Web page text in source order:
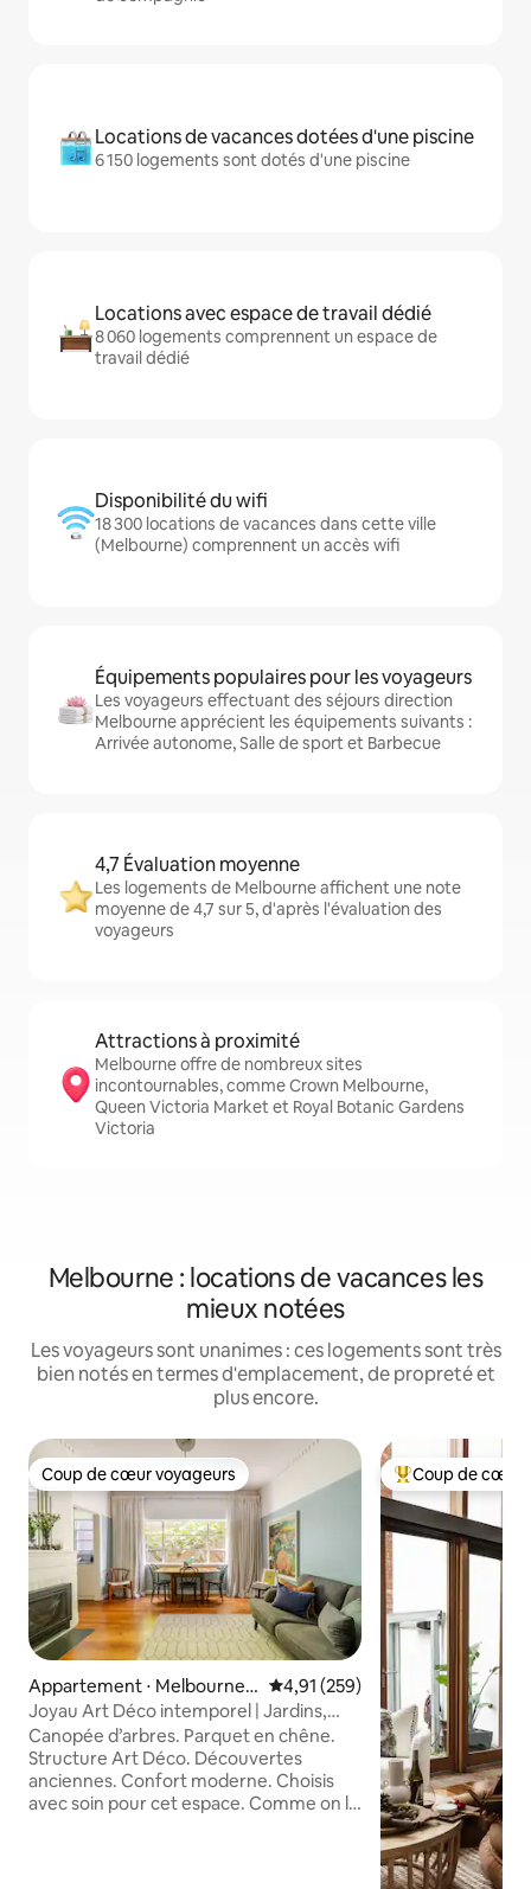
Locations de vacances dotées d'une piscine
6 150 logements sont dotés d'une piscine
Locations avec espace de travail dédié
8 060 logements comprennent un espace de
travail dédié
Disponibilité du wifi
18 300 locations de vacances dans cette ville
(Melbourne) comprennent un accès wifi
Équipements populaires pour les voyageurs
Les voyageurs effectuant des séjours direction
Melbourne apprécient les équipements suivants :
Arrivée autonome, Salle de sport et Barbecue
4,7 Évaluation moyenne
Les logements de Melbourne affichent une note
moyenne de 4,7 sur 5, d'après l'évaluation des
voyageurs
Attractions à proximité
Melbourne offre de nombreux sites
incontournables, comme Crown Melbourne,
Queen Victoria Market et Royal Botanic Gardens
Victoria
Melbourne : locations de vacances les
mieux notées
Les voyageurs sont unanimes : ces logements sont très
bien notés en termes d'emplacement, de propreté et
plus encore.
Coup de cœur voyageurs
Coup de cœur voyageurs
Appartement ⋅ Melbourne-
Est
Évaluation moyenne sur la
4,91 (259)
Joyau Art Déco intemporel | Jardins,
MCG et balade en ville
Canopée d’arbres. Parquet en chêne.
Structure Art Déco. Découvertes
anciennes. Confort moderne. Choisis
avec soin pour cet espace. Comme on le
Coups de cœur
Coup de cœur